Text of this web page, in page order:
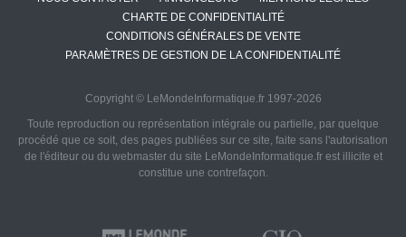
CHARTE DE CONFIDENTIALITÉ
CONDITIONS GÉNÉRALES DE VENTE
PARAMÈTRES DE GESTION DE LA CONFIDENTIALITÉ
Copyright © LeMondeInformatique.fr 1997-2026
Toute reproduction ou représentation intégrale ou partielle, par quelque
procédé que ce soit, des pages publiées sur ce site, faite sans l'autorisation
de l'éditeur ou du webmaster du site LeMondeInformatique.fr est illicite et
constitue une contrefaçon.